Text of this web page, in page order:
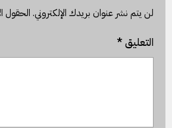
لن يتم نشر عنوان بريدك الإلكتروني. الحقول
التعليق*